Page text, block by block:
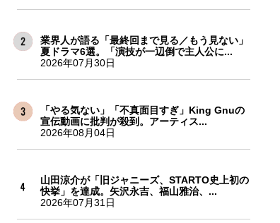
業界人が語る「最終回まで見る／もう見ない」
夏ドラマ6選。「演技が一辺倒で主人公に...
2026年07月30日
「やる気ない」「不真面目すぎ」King Gnuの
宣伝動画に批判が殺到。アーティス...
2026年08月04日
山田涼介が「旧ジャニーズ、STARTO史上初の
快挙」を達成。矢沢永吉、福山雅治、...
2026年07月31日